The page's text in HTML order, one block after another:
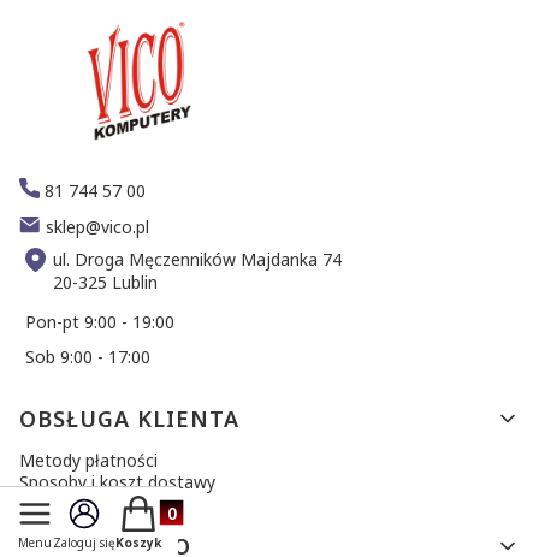
81 744 57 00
sklep@vico.pl
ul. Droga Męczenników Majdanka 74
20-325 Lublin
Pon-pt 9:00 - 19:00
Sob 9:00 - 17:00
Linki w stopce
OBSŁUGA KLIENTA
Metody płatności
Sposoby i koszt dostawy
Zwroty i reklamacje
TWOJE KONTO
Menu Zaloguj się
Produkty w koszyku: 0. Zobacz szczegóły
Koszyk